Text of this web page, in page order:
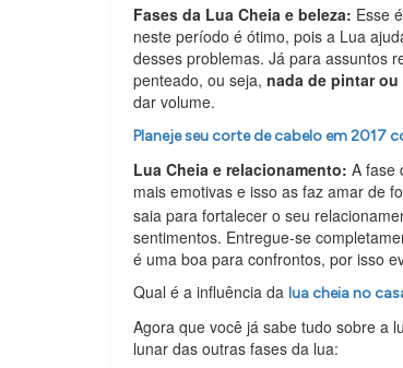
Fases da Lua Cheia e beleza: Esse
neste período é ótimo, pois a Lua
desses problemas. Já para assuntos
penteado, ou seja, nada de pintar
dar volume.
Planeje seu corte de cabelo em 2017
Lua Cheia e relacionamento: A fase
mais emotivas e isso as faz amar de
saia para fortalecer o seu
sentimentos. Entregue-se
é uma boa para confrontos, por isso
Qual é a influência da lua cheia no
Agora que você já sabe tudo sobre a
lunar das outras fases da lua: